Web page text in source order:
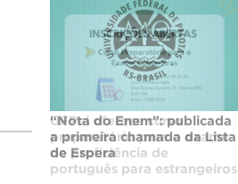
UFPel oferece curso
preparatório para o exame
de proficiência de
português para estrangeiros